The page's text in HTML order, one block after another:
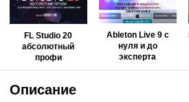
FL Studio 20
абсолютный
профи
Ableton Live 9 с
нуля и до
эксперта
Описание